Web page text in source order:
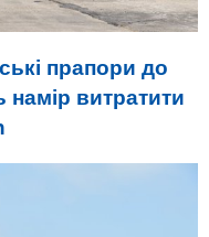
прапори до
витратити